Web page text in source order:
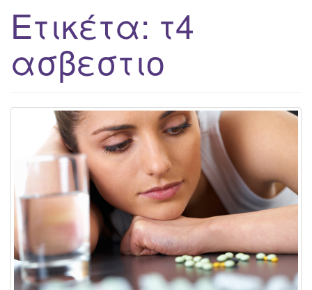
v
i
a
t
i
o
Ετικέτα: τ4
ασβεστιο